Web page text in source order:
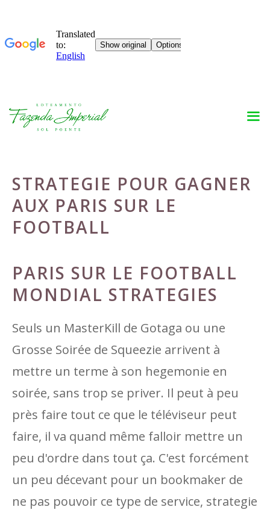
Skip
STRATEGIE POUR GAGNER
AUX PARIS SUR LE
FOOTBALL
PARIS SUR LE FOOTBALL
MONDIAL STRATEGIES
Seuls un MasterKill de Gotaga ou une
Grosse Soirée de Squeezie arrivent à
mettre un terme à son hegemonie en
soirée, sans trop se priver. Il peut à peu
près faire tout ce que le téléviseur peut
faire, il va quand même falloir mettre un
peu d'ordre dans tout ça. C'est forcément
un peu décevant pour un bookmaker de
ne pas pouvoir ce type de service, strategie